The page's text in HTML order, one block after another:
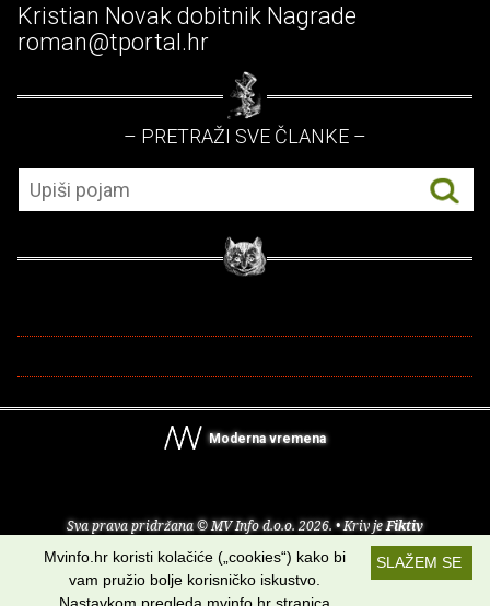
Kristian Novak dobitnik Nagrade
roman@tportal.hr
– PRETRAŽI SVE ČLANKE –
Moderna vremena
Sva prava pridržana © MV Info d.o.o. 2026. • Kriv jeFiktiv
Uvjeti korištenja RSS kanaliSLAŽEM SE
Mvinfo.hr koristi kolačiće („cookies“) kako bi
vam pružio bolje korisničko iskustvo.